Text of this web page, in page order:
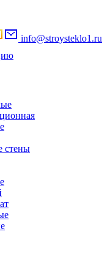
info@stroysteklo1.ru
стены